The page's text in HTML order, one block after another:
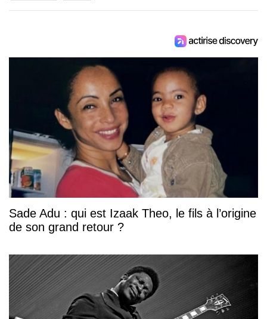
Sade Adu : qui est Izaak Theo, le fils à l’origine
de son grand retour ?